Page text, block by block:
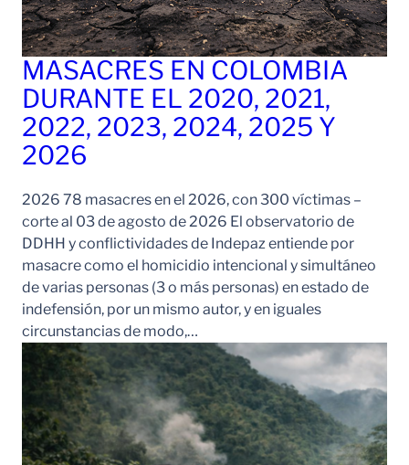
MASACRES EN COLOMBIA
DURANTE EL 2020, 2021,
2022, 2023, 2024, 2025 Y
2026
2026 78 masacres en el 2026, con 300 víctimas –
corte al 03 de agosto de 2026 El observatorio de
DDHH y conflictividades de Indepaz entiende por
masacre como el homicidio intencional y simultáneo
de varias personas (3 o más personas) en estado de
indefensión, por un mismo autor, y en iguales
circunstancias de modo,…